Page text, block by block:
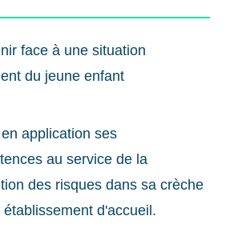
face à une situation
du jeune enfant
application ses
au service de la
des risques dans sa crèche
établissement d'accueil.